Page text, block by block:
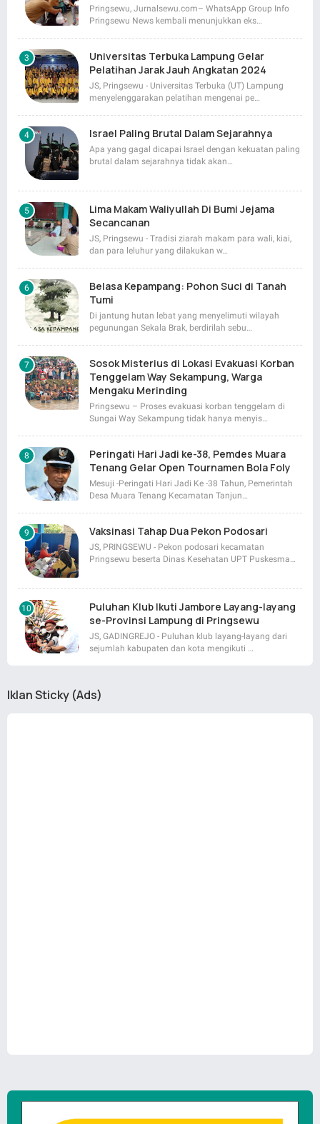
Pringsewu, Jurnalsewu.com– WhatsApp Group Info
Pringsewu News kembali menunjukkan eks…
Universitas Terbuka Lampung Gelar
Pelatihan Jarak Jauh Angkatan 2024
JS, Pringsewu - Universitas Terbuka (UT) Lampung
menyelenggarakan pelatihan mengenai pe…
Israel Paling Brutal Dalam Sejarahnya
Apa yang gagal dicapai Israel dengan kekuatan paling
brutal dalam sejarahnya tidak akan…
Lima Makam Waliyullah Di Bumi Jejama
Secancanan
JS, Pringsewu - Tradisi ziarah makam para wali, kiai,
dan para leluhur yang dilakukan w…
Belasa Kepampang: Pohon Suci di Tanah
Tumi
Di jantung hutan lebat yang menyelimuti wilayah
pegunungan Sekala Brak, berdirilah sebu…
Sosok Misterius di Lokasi Evakuasi Korban
Tenggelam Way Sekampung, Warga
Mengaku Merinding
Pringsewu – Proses evakuasi korban tenggelam di
Sungai Way Sekampung tidak hanya menyis…
Peringati Hari Jadi ke-38, Pemdes Muara
Tenang Gelar Open Tournamen Bola Foly
Mesuji -Peringati Hari Jadi Ke -38 Tahun, Pemerintah
Desa Muara Tenang Kecamatan Tanjun…
Vaksinasi Tahap Dua Pekon Podosari
JS, PRINGSEWU - Pekon podosari kecamatan
Pringsewu beserta Dinas Kesehatan UPT Puskesma…
Puluhan Klub Ikuti Jambore Layang-layang
se-Provinsi Lampung di Pringsewu
JS, GADINGREJO - Puluhan klub layang-layang dari
sejumlah kabupaten dan kota mengikuti …
Iklan Sticky (Ads)